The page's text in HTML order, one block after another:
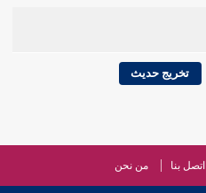
تخريج حديث
اتصل بنا من نحن